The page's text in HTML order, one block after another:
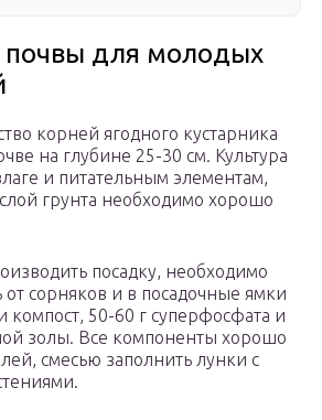
почвы для молодых
корней ягодного кустарника
на глубине 25-30 см. Культура
и питательным элементам,
грунта необходимо хорошо
посадку, необходимо
от сорняков и в посадочные ямки
компост, 50-60 г суперфосфата и
золы. Все компоненты хорошо
смесью заполнить лунки с